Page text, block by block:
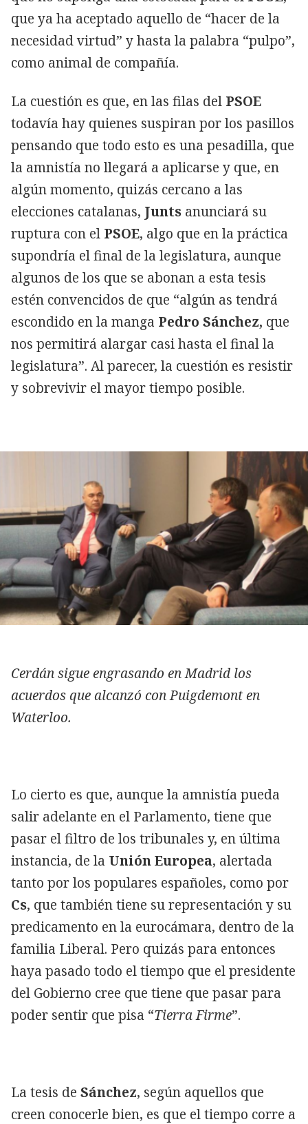
que ya ha aceptado aquello de “hacer de la
necesidad virtud” y hasta la palabra “pulpo”,
como animal de compañía.
La cuestión es que, en las filas del PSOE
todavía hay quienes suspiran por los pasillos
pensando que todo esto es una pesadilla, que
la amnistía no llegará a aplicarse y que, en
algún momento, quizás cercano a las
elecciones catalanas, Junts anunciará su
ruptura con el PSOE, algo que en la práctica
supondría el final de la legislatura, aunque
algunos de los que se abonan a esta tesis
estén convencidos de que “algún as tendrá
escondido en la manga Pedro Sánchez, que
nos permitirá alargar casi hasta el final la
legislatura”. Al parecer, la cuestión es resistir
y sobrevivir el mayor tiempo posible.
Cerdán sigue engrasando en Madrid los
acuerdos que alcanzó con Puigdemont en
Waterloo.
Lo cierto es que, aunque la amnistía pueda
salir adelante en el Parlamento, tiene que
pasar el filtro de los tribunales y, en última
instancia, de la Unión Europea, alertada
tanto por los populares españoles, como por
Cs, que también tiene su representación y su
predicamento en la eurocámara, dentro de la
familia Liberal. Pero quizás para entonces
haya pasado todo el tiempo que el presidente
del Gobierno cree que tiene que pasar para
poder sentir que pisa “Tierra Firme”.
La tesis de Sánchez, según aquellos que
creen conocerle bien, es que el tiempo corre a